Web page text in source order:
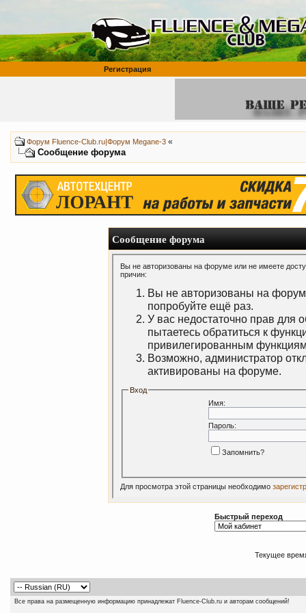
Регистрация
Форум Fluence-Club.ru|Форум Megane-3 «
Сообщение форума
Сообщение форума
Вы не авторизованы на форуме или не имеете
причин:
Вы не авторизованы на
попробуйте ещё раз.
У вас недостаточно прав для
пытаетесь обратиться к
привилегированным
Возможно, администратор
активированы на форуме.
Вход
Имя:
Пароль:
Запомнить?
Для просмотра этой страницы необходимо
Быстрый переход
Текущее
Все права на размещенную информацию принадлежат Fluence-Club.ru и авторам сообщений!